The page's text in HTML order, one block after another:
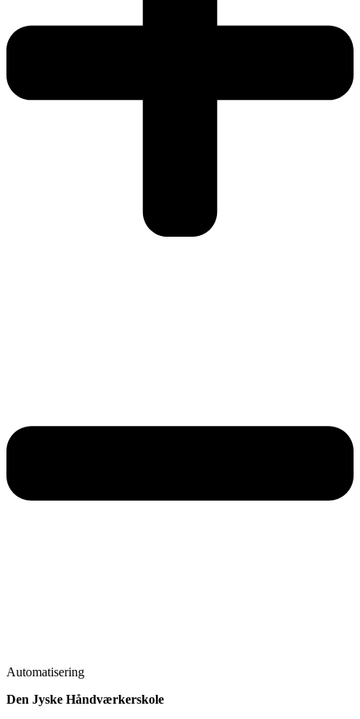
Automatisering
Den Jyske Håndværkerskole